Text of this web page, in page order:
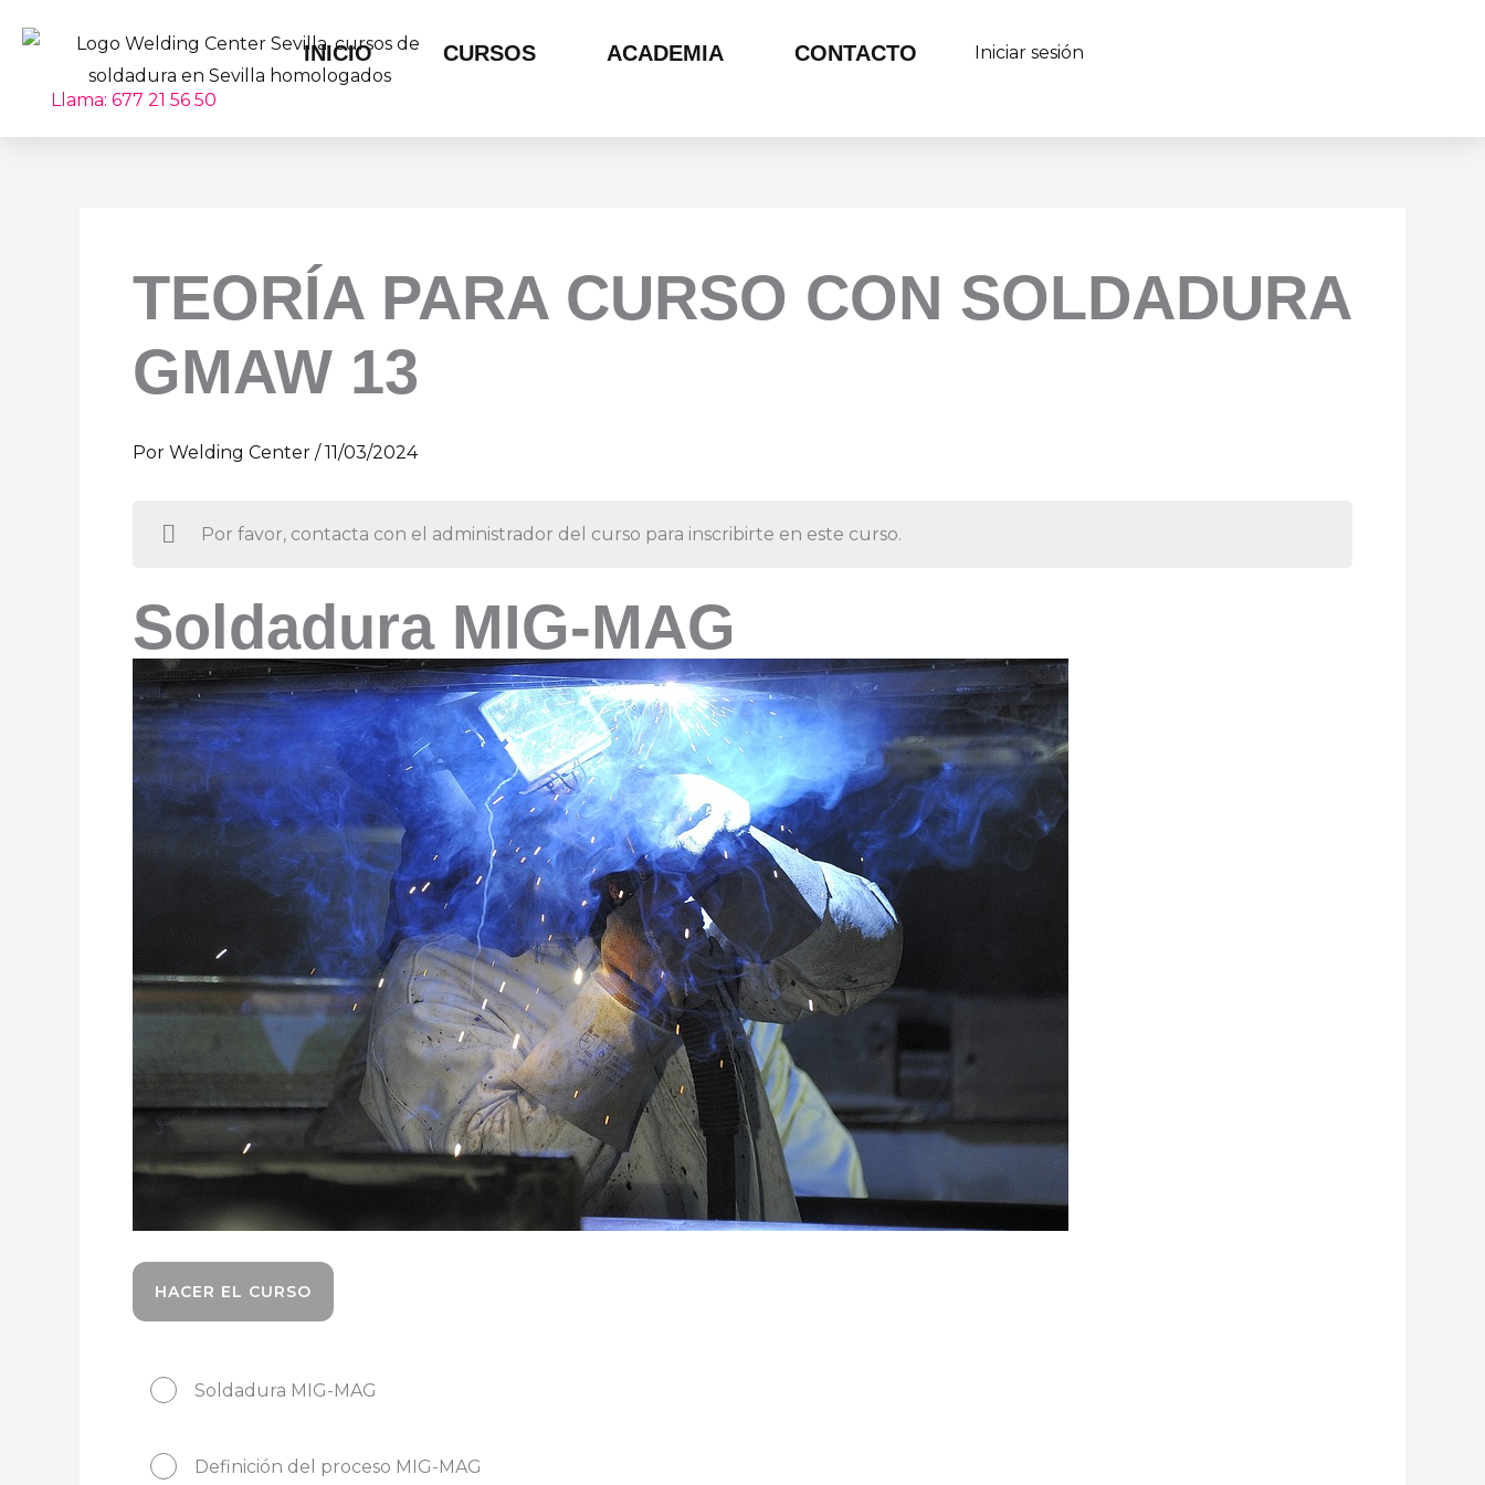
contenido
Llama: 677 21 56 50
INICIO CURSOS ACADEMIA CONTACTO Iniciar sesión
TEORÍA PARA CURSO CON SOLDADURA
GMAW 13
Por Welding Center /11/03/2024
Por favor, contacta con el administrador del curso para inscribirte en este curso.
Soldadura MIG-MAG
HACER EL CURSO
Soldadura MIG-MAG
Definición del proceso MIG-MAG